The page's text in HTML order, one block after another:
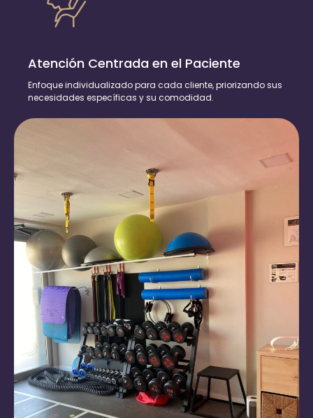
Atención Centrada en el Paciente
Enfoque individualizado para cada cliente, priorizando sus
necesidades específicas y su comodidad.